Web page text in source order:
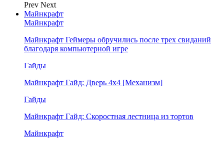
Prev Next
Майнкрафт
Майнкрафт
Майнкрафт Геймеры обручились после трех свиданий
благодаря компьютерной игре
Гайды
Майнкрафт Гайд: Дверь 4х4 [Механизм]
Гайды
Майнкрафт Гайд: Скоростная лестница из тортов
Майнкрафт